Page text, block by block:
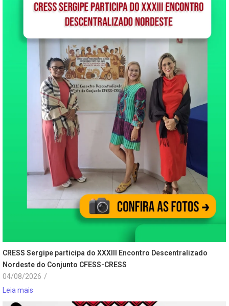
CRESS Sergipe participa do XXXIII Encontro Descentralizado
Nordeste do Conjunto CFESS-CRESS
04/08/2026 /
Leia mais